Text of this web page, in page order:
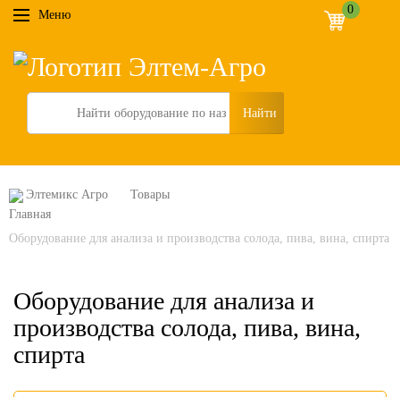
Меню 0
Search
Элтемикс Агро Товары
Оборудование для анализа и производства солода, пива, вина, спирта
Оборудование для анализа и
производства солода, пива, вина,
спирта